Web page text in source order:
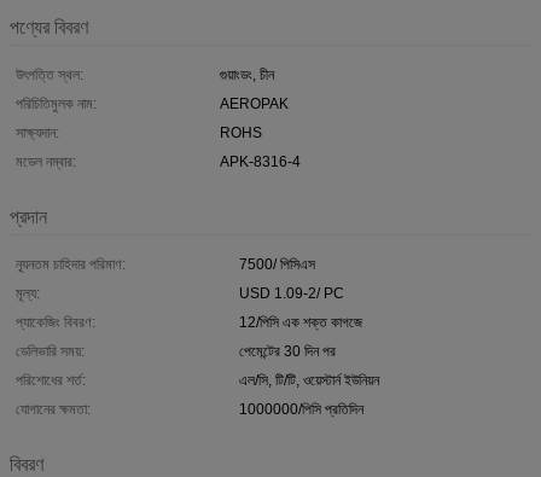
পণ্যের বিবরণ
উৎপত্তি স্থল:
গুয়াংডং, চীন
পরিচিতিমুলক নাম:
AEROPAK
সাক্ষ্যদান:
ROHS
মডেল নম্বার:
APK-8316-4
প্রদান
ন্যূনতম চাহিদার পরিমাণ:
7500/ পিসিএস
মূল্য:
USD 1.09-2/ PC
প্যাকেজিং বিবরণ:
12/পিসি এক শক্ত কাগজে
ডেলিভারি সময়:
পেমেন্টের 30 দিন পর
পরিশোধের শর্ত:
এল/সি, টি/টি, ওয়েস্টার্ন ইউনিয়ন
যোগানের ক্ষমতা:
1000000/পিসি প্রতিদিন
বিবরণ